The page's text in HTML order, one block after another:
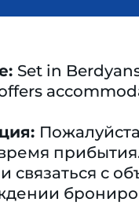
Set in
связаться с